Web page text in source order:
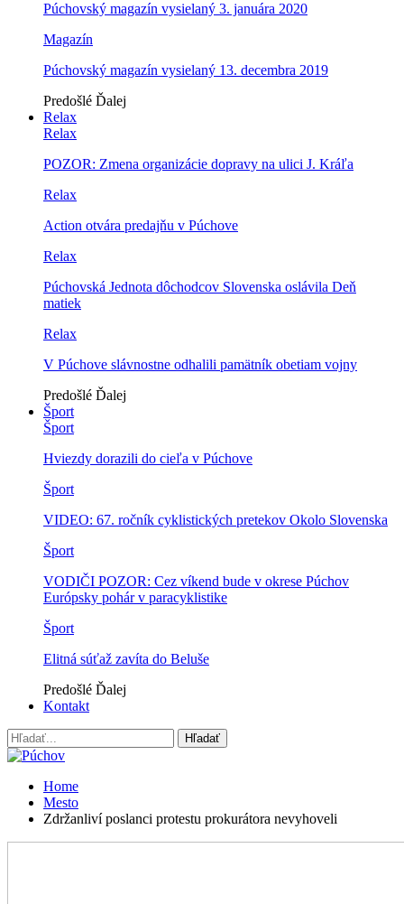
Púchovský magazín vysielaný 3. januára 2020
Magazín
Púchovský magazín vysielaný 13. decembra 2019
Predošlé Ďalej
Relax
Relax
POZOR: Zmena organizácie dopravy na ulici J. Kráľa
Relax
Action otvára predajňu v Púchove
Relax
Púchovská Jednota dôchodcov Slovenska oslávila Deň
matiek
Relax
V Púchove slávnostne odhalili pamätník obetiam vojny
Predošlé Ďalej
Šport
Šport
Hviezdy dorazili do cieľa v Púchove
Šport
VIDEO: 67. ročník cyklistických pretekov Okolo Slovenska
Šport
VODIČI POZOR: Cez víkend bude v okrese Púchov
Európsky pohár v paracyklistike
Šport
Elitná súťaž zavíta do Beluše
Predošlé Ďalej
Kontakt
Home
Mesto
Zdržanliví poslanci protestu prokurátora nevyhoveli